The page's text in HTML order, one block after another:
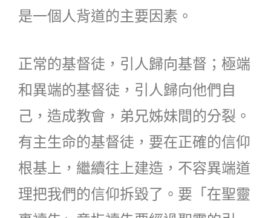
是一個人背道的主要因素。
正常的基督徒，引人歸向基督；極端
和異端的基督徒，引人歸向他們自
己，造成教會，弟兄姊妹間的分裂。
有主生命的基督徒，要在正確的信仰
根基上，繼續往上建造，不容異端道
理把我們的信仰拆毀了。要「在聖靈